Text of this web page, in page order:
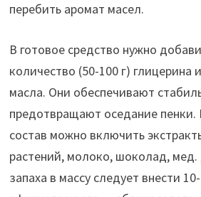
перебить аромат масел.
В готовое средство нужно
количество (50-100 г) глицерина
масла. Они обеспечивают
предотвращают оседание пенки.
состав можно включить
растений, молоко, шоколад,
запаха в массу следует внести